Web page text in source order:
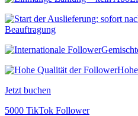
Beauftragung
Jetzt buchen
5000 TikTok Follower